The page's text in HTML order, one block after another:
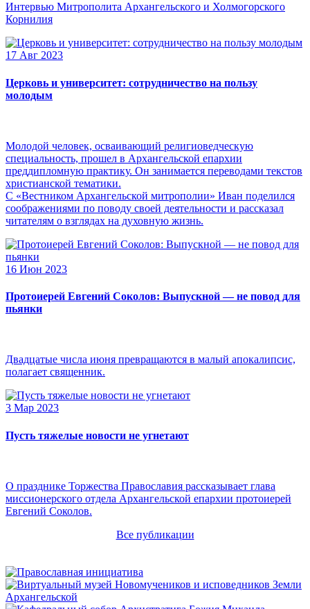
Интервью Митрополита Архангельского и Холмогорского
Корнилия
17 Авг 2023
Церковь и университет: сотрудничество на пользу
молодым
Молодой человек, осваивающий религиоведческую
специальность, прошел в Архангельской епархии
преддипломную практику. Он занимается переводами текстов
христианской тематики.
С «Вестником Архангельской митрополии» Иван поделился
соображениями по поводу своей деятельности и рассказал
читателям о взглядах на духовную жизнь.
16 Июн 2023
Протоиерей Евгений Соколов: Выпускной — не повод для
пьянки
Двадцатые числа июня превращаются в малый апокалипсис,
полагает священник.
3 Мар 2023
Пусть тяжелые новости не угнетают
О празднике Торжества Православия рассказывает глава
миссионерского отдела Архангельской епархии протоиерей
Евгений Соколов.
Все публикации